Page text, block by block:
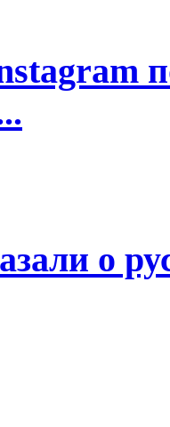
о